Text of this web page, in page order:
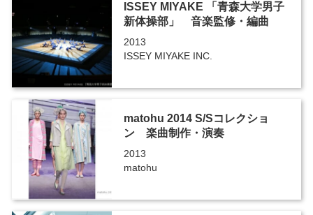
ISSEY MIYAKE 「青森大学男子
新体操部」 音楽監修・編曲
2013
ISSEY MIYAKE INC.
matohu 2014 S/Sコレクショ
ン 楽曲制作・演奏
2013
matohu